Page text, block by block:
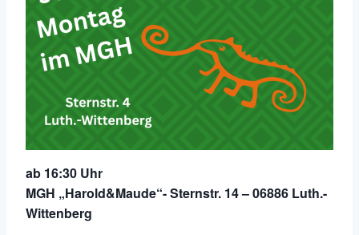
ab 16:30 Uhr
MGH „Harold&Maude“- Sternstr. 14 – 06886 Luth.-
Wittenberg